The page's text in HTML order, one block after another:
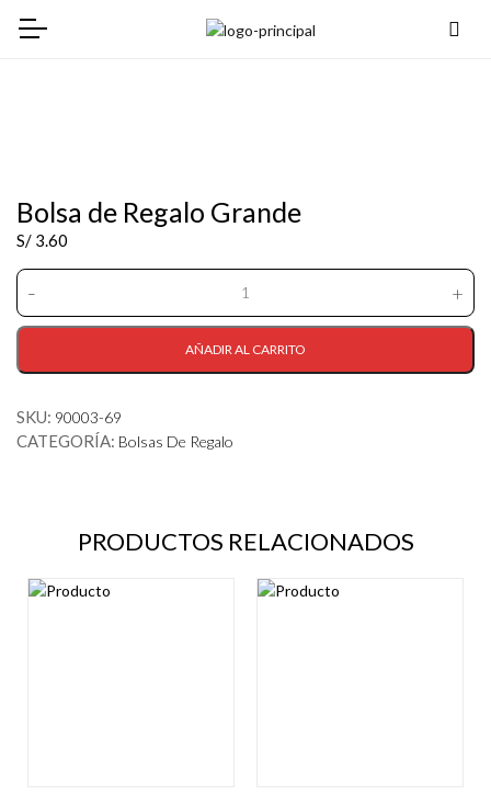
Bolsa de Regalo Grande
S/ 3.60
-
de
Grande
+
AÑADIR AL CARRITO
SKU: 90003-69
CATEGORÍA: Bolsas De Regalo
PRODUCTOS RELACIONADOS